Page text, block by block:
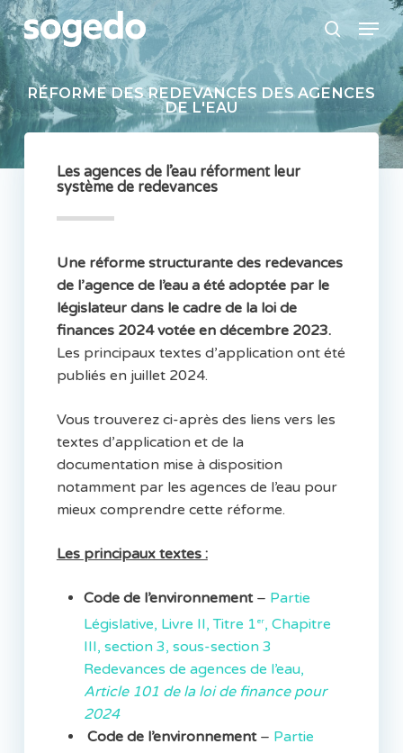
Skip
to
main
content
search
Menu
RÉFORME DES REDEVANCES DES AGENCES
DE L'EAU
Les agences de l’eau réforment leur
système de redevances
Une réforme structurante des redevances
de l’agence de l’eau a été adoptée par le
législateur dans le cadre de la loi de
finances 2024 votée en décembre 2023.
Les principaux textes d’application ont été
publiés en juillet 2024.
Vous trouverez ci-après des liens vers les
textes d’application et de la
documentation mise à disposition
notamment par les agences de l’eau pour
mieux comprendre cette réforme.
Les principaux textes :
Code de l’environnement– Partie
Législative, Livre II, Titre 1 er, Chapitre
III, section 3, sous-section 3
Redevances de agences de l’eau,
Article 101 de la loi de finance pour
2024
Code de l’environnement– Partie